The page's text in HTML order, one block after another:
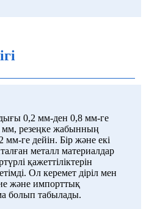
0,2 мм-ден 0,8 мм-ге
мм, резеңке жабынның
ге дейін. Бір және екі
металл материалдар
қажеттіліктерін
Ол керемет діріл мен
және импорттық
болып табылады.